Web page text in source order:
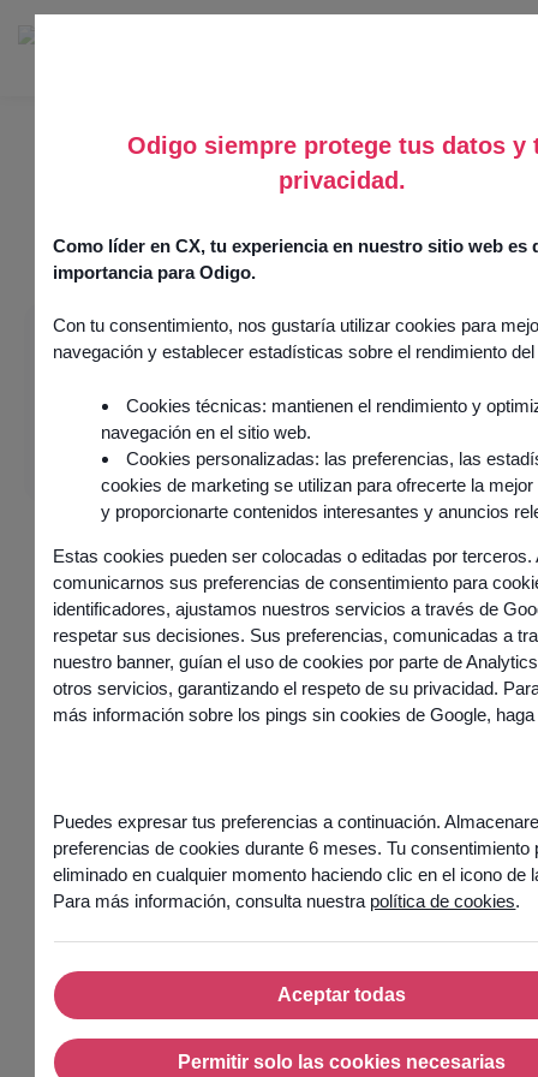
Odigo siempre protege tus datos y
privacidad.
Como líder en CX, tu experiencia en nuestro sitio web es
importancia para Odigo.
Con tu consentimiento, nos gustaría utilizar cookies para
navegación y establecer estadísticas sobre el rendimiento
Cookies técnicas: mantienen el rendimiento y
navegación en el sitio web.
Cookies personalizadas: las preferencias, las
cookies de marketing se utilizan para ofrecerte la
y proporcionarte contenidos interesantes y anuncios
Estas cookies pueden ser colocadas o editadas por terceros.
comunicarnos sus preferencias de consentimiento para
identificadores, ajustamos nuestros servicios a través de
respetar sus decisiones. Sus preferencias, comunicadas a
nuestro banner, guían el uso de cookies por parte de
otros servicios, garantizando el respeto de su privacidad.
más información sobre los pings sin cookies de Google,
Puedes expresar tus preferencias a continuación.
preferencias de cookies durante 6 meses. Tu consentimiento
eliminado en cualquier momento haciendo clic en el icono de
Para más información, consulta nuestra política de cookies.
Aceptar todas
Permitir solo las cookies necesarias
Podcasts
S2
–
Episode
6
–
L’avenir
conseiller
dans
10-
15
ans
La
deuxième
8 JUILLET 2022